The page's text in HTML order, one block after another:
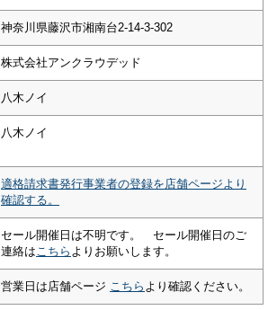
神奈川県藤沢市湘南台2-14-3-302
株式会社アンクラウデッド
八木ノイ
八木ノイ
適格請求書発行事業者の登録を店舗ページより
確認する。
セール開催日は不明です。 セール開催日のご
連絡は こちら よりお願いします。
営業日は店舗ページ こちら より確認ください。